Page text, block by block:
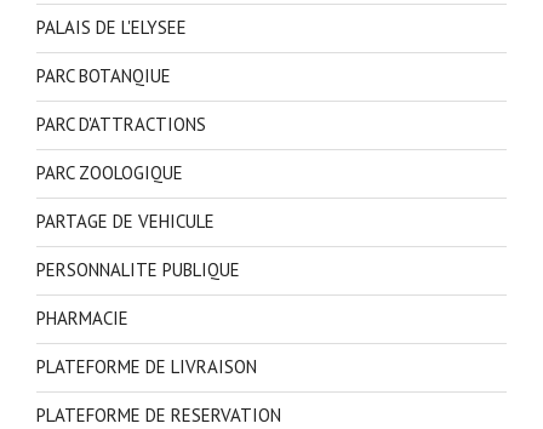
PALAIS DE L'ELYSEE
PARC BOTANQIUE
PARC D'ATTRACTIONS
PARC ZOOLOGIQUE
PARTAGE DE VEHICULE
PERSONNALITE PUBLIQUE
PHARMACIE
PLATEFORME DE LIVRAISON
PLATEFORME DE RESERVATION